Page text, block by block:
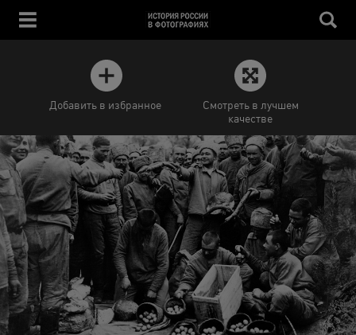
Добавить в избранное
Смотреть в лучшем
качестве